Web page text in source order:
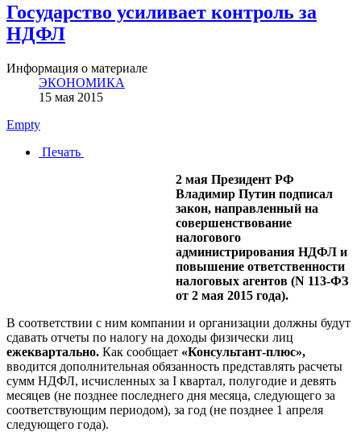
Государство усиливает контроль за
НДФЛ
Информация о материале
ЭКОНОМИКА
15 мая 2015
Empty
Печать
2 мая Президент РФ
Владимир Путин подписал
закон, направленный на
совершенствование
налогового
администрирования НДФЛ и
повышение ответственности
налоговых агентов (N 113-ФЗ
от 2 мая 2015 года).
В соответствии с ним компании и организации должны будут
сдавать отчеты по налогу на доходы физически лиц
ежеквартально. Как сообщает «Консультант-плюс»,
вводится дополнительная обязанность представлять расчеты
сумм НДФЛ, исчисленных за I квартал, полугодие и девять
месяцев (не позднее последнего дня месяца, следующего за
соответствующим периодом), за год (не позднее 1 апреля
следующего года).